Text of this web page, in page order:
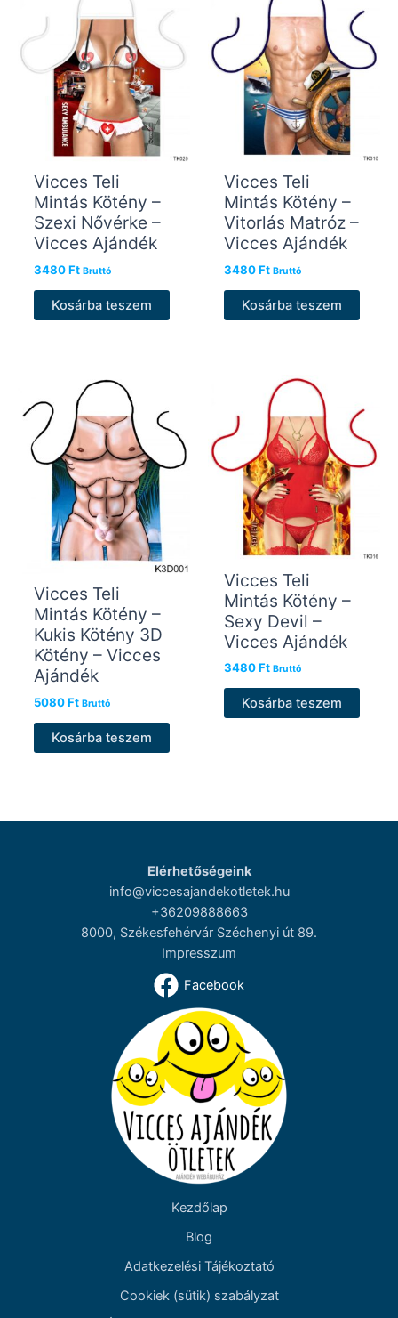
Vicces Teli
Mintás Kötény –
Szexi Nővérke –
Vicces Ajándék
3480Ft Bruttó
Kosárba teszem
Vicces Teli
Mintás Kötény –
Vitorlás Matróz –
Vicces Ajándék
3480Ft Bruttó
Kosárba teszem
Vicces Teli
Mintás Kötény –
Kukis Kötény 3D
Kötény – Vicces
Ajándék
5080Ft Bruttó
Kosárba teszem
Vicces Teli
Mintás Kötény –
Sexy Devil –
Vicces Ajándék
3480Ft Bruttó
Kosárba teszem
Elérhetőségeink
info@viccesajandekotletek.hu
+36209888663
8000, Székesfehérvár Széchenyi út 89.
Impresszum
Facebook
Kezdőlap
Blog
Adatkezelési Tájékoztató
Cookiek (sütik) szabályzat